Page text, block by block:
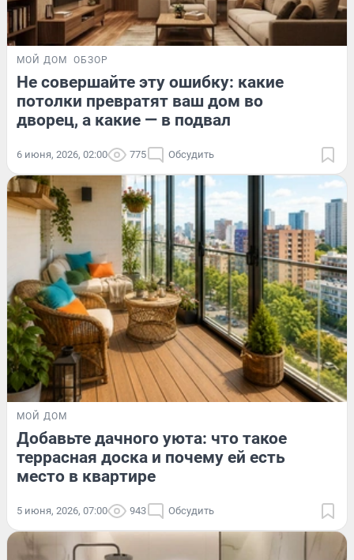
МОЙ ДОМ ОБЗОР
Не совершайте эту ошибку: какие
потолки превратят ваш дом во
дворец, а какие — в подвал
6 июня, 2026, 02:00 775 Обсудить
МОЙ ДОМ
Добавьте дачного уюта: что такое
террасная доска и почему ей есть
место в квартире
5 июня, 2026, 07:00 943 Обсудить